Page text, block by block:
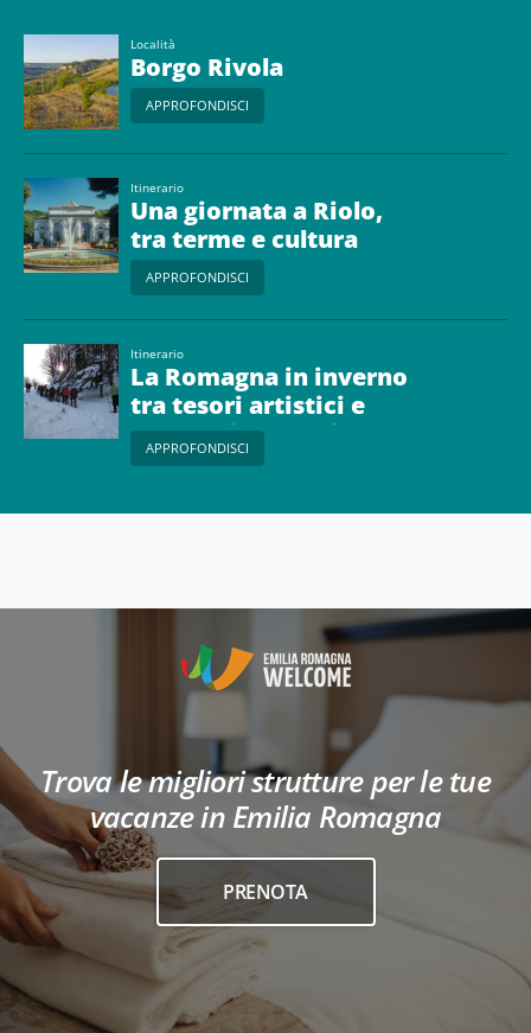
Località
Borgo Rivola
APPROFONDISCI
Itinerario
Una giornata a Riolo,
tra terme e cultura
APPROFONDISCI
Itinerario
La Romagna in inverno
tra tesori artistici e
paesaggi naturali
APPROFONDISCI
Trova le migliori strutture per le tue
vacanze in Emilia Romagna
PRENOTA